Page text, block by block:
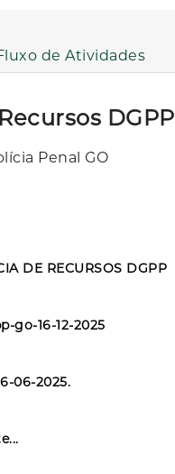
de Atividades
DGPP
Penal GO
DE RECURSOS DGPP
go-16-12-2025
06-2025.